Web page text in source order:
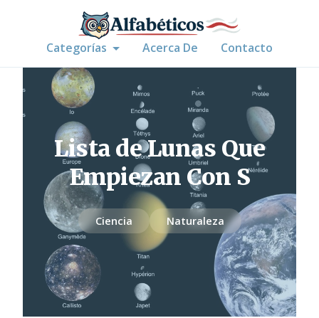
Categorías Acerca De Contacto
Lista de Lunas Que
Empiezan Con S
Ciencia Naturaleza